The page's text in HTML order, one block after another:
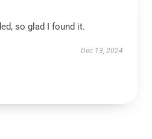
so glad I found it.
Dec 13, 2024